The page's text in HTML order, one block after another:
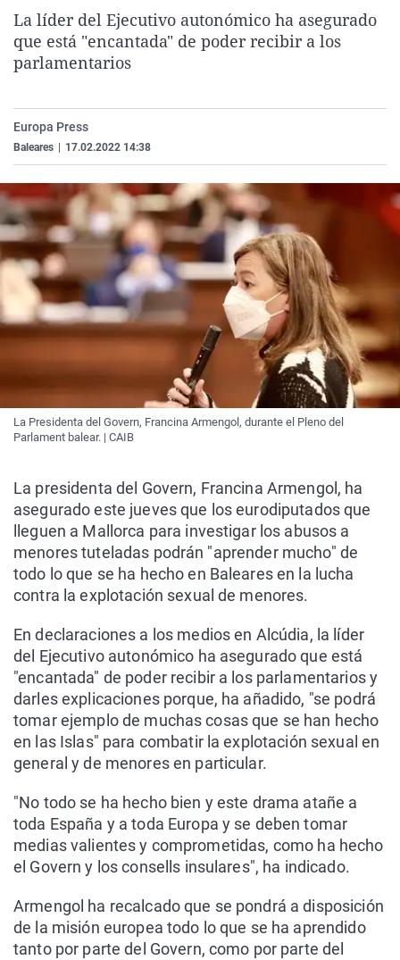
La rosa de los vientos
Gente viajera
Caso
Retornados
Operación Viuda
Extremadura
Galicia
Navarra
Virales
Televisión
La líder del Ejecutivo autonómico ha asegurado
que está "encantada" de poder recibir a los
parlamentarios
Europa Press
Baleares 17.02.2022 14:38
La Presidenta del Govern, Francina Armengol, durante el Pleno del
Parlament balear. | CAIB
La presidenta del Govern, Francina Armengol, ha
asegurado este jueves que los eurodiputados que
lleguen a Mallorca para investigar los abusos a
menores tuteladas podrán "aprender mucho" de
todo lo que se ha hecho en Baleares en la lucha
contra la explotación sexual de menores.
En declaraciones a los medios en Alcúdia, la líder
del Ejecutivo autonómico ha asegurado que está
"encantada" de poder recibir a los parlamentarios y
darles explicaciones porque, ha añadido, "se podrá
tomar ejemplo de muchas cosas que se han hecho
en las Islas" para combatir la explotación sexual en
general y de menores en particular.
"No todo se ha hecho bien y este drama atañe a
toda España y a toda Europa y se deben tomar
medias valientes y comprometidas, como ha hecho
el Govern y los consells insulares", ha indicado.
Armengol ha recalcado que se pondrá a disposición
de la misión europea todo lo que se ha aprendido
tanto por parte del Govern, como por parte del